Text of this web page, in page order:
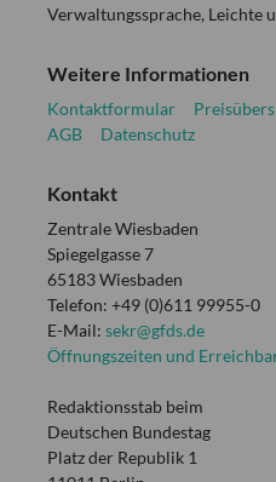
Verwaltungssprache, Leichte
Weitere Informationen
Kontaktformular
AGB
Datenschutz
Kontakt
Zentrale Wiesbaden
Spiegelgasse 7
65183 Wiesbaden
Telefon: +49 (0)611 99955-0
E-Mail: sekr@gfds.de
Öffnungszeiten und
Redaktionsstab beim
Deutschen Bundestag
Platz der Republik 1